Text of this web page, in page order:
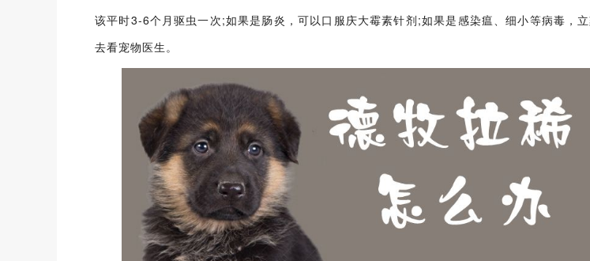
该平时3-6个月驱虫一次;如果是肠炎，可以口服庆大霉素针剂;如果是感染瘟、细小等病毒，
去看宠物医生。